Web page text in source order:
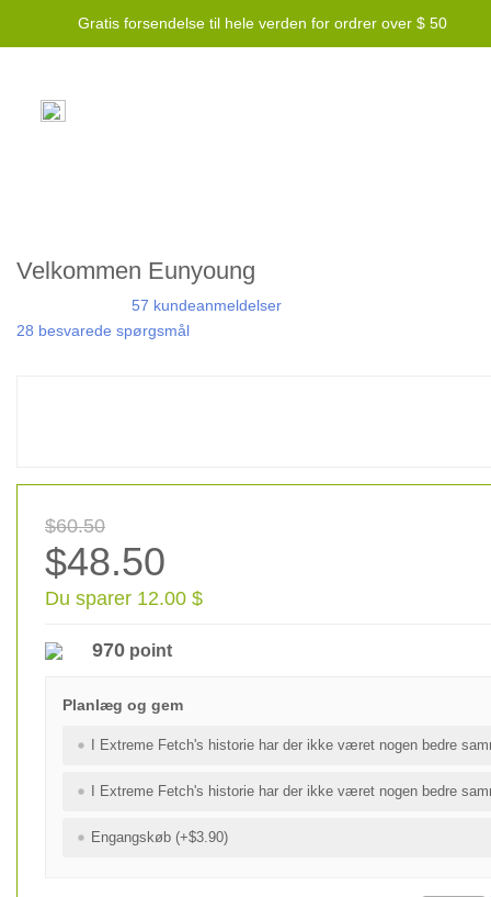
Gratis forsendelse til hele verden for ordrer over $ 50
Velkommen Eunyoung
57 kundeanmeldelser
28 besvarede spørgsmål
$60.50
$48.50
Du sparer 12.00 $
970 point
Planlæg og gem
I Extreme Fetch's historie har der ikke været nogen bedre
I Extreme Fetch's historie har der ikke været nogen bedre
Engangskøb (+$3.90)